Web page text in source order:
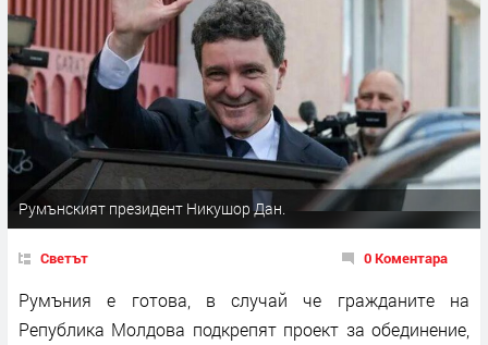
Румънският президент Никушор Дан.
Светът 0 Коментара
Румъния е готова, в случай че гражданите на
Република Молдова подкрепят проект за обединение,